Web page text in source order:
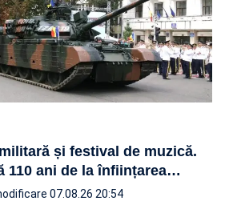
și festival de muzică.
110 ani de la înființarea…
07.08.26 20:54